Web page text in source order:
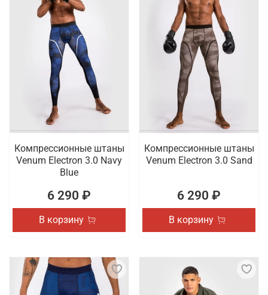
Компрессионные штаны
Venum Electron 3.0 Navy
Blue
6 290 ₽
В корзину
Компрессионные штаны
Venum Electron 3.0 Sand
6 290 ₽
В корзину